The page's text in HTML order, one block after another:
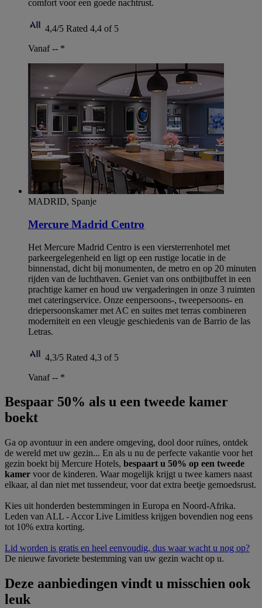
comfort voor een goede nachtrust.
4,4/5 Rated 4,4 of 5
Vanaf -- *
MADRID, Spanje
Mercure Madrid Centro
Het Mercure Madrid Centro is een viersterrenhotel met
parkeergelegenheid en ligt op een rustige locatie in de
binnenstad, dicht bij monumenten, de metro en op 20 minuten
rijden van de luchthaven. Geniet van ons ontbijtbuffet in een
prachtige kamer en houd uw vergaderingen in onze 3 ruimten
met cateringservice. Onze eenpersoons-, tweepersoons- en
driepersoonskamer met AC en suites met terras combineren
moderniteit en een vleugje geschiedenis van de Barrio de las
Letras.
4,3/5 Rated 4,3 of 5
Vanaf -- *
Bespaar 50% als u een tweede kamer
boekt
Ga op avontuur in een andere omgeving, dool door ruïnes, ontdek
de wereld met uw gezin... En als u nu de perfecte vakantie voor het
gezin boekt bij Mercure Hotels, bespaart u 50% op een tweede
kamer voor de kinderen. Waar mogelijk krijgt u twee kamers naast
elkaar, al dan niet met tussendeur, voor dat extra beetje gemoedsrust.
Kies uit honderden bestemmingen in Europa en Noord-Afrika.
Leden van ALL - Accor Live Limitless krijgen bovendien nog eens
tot 10% extra korting.
Lid worden is gratis en heel eenvoudig, dus waar wacht u nog op?
De nieuwe favoriete bestemming van uw gezin wacht op u.
Deze aanbiedingen vindt u misschien ook
leuk